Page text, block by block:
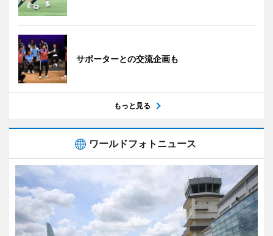
サポーターとの交流企画も
もっと見る
ワールドフォトニュース